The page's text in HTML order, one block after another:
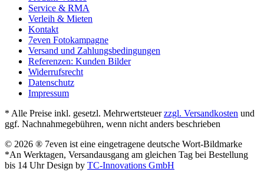
Service & RMA
Verleih & Mieten
Kontakt
7even Fotokampagne
Versand und Zahlungsbedingungen
Referenzen: Kunden Bilder
Widerrufsrecht
Datenschutz
Impressum
* Alle Preise inkl. gesetzl. Mehrwertsteuerzzgl. Versandkosten und
ggf. Nachnahmegebühren, wenn nicht anders beschrieben
© 2026 ® 7even ist eine eingetragene deutsche Wort-Bildmarke
*An Werktagen, Versandausgang am gleichen Tag bei Bestellung
bis 14 Uhr Design by TC-Innovations GmbH